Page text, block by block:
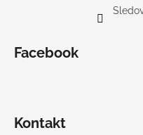
Facebook
Kontakt